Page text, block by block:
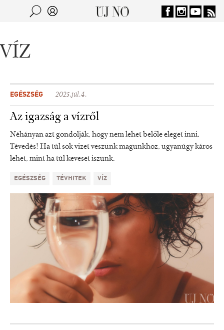
Jump to navigation
VÍZ
EGÉSZSÉG 2025.júl.4.
Az igazság a vízről
Néhányan azt gondolják, hogy nem lehet belőle eleget inni.
Tévedés! Ha túl sok vizet veszünk magunkhoz, ugyanúgy káros
lehet, mint ha túl keveset iszunk.
EGÉSZSÉG TÉVHITEK VÍZ